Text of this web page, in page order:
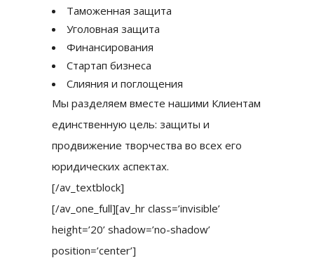
Таможенная защита
Уголовная защита
Финансирования
Стартап бизнеса
Слияния и поглощения
Мы разделяем вместе нашими Клиентам
единственную цель: защиты и
продвижение творчества во всех его
юридических аспектах.
[/av_textblock]
[/av_one_full][av_hr class=’invisible’
height=’20’ shadow=’no-shadow’
position=’center’]